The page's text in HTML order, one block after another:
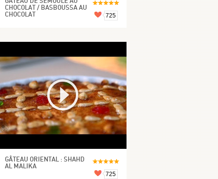
CHOCOLAT / BASBOUSSA AU
CHOCOLAT
725
GÂTEAU ORIENTAL : SHAHD
AL MALIKA
725